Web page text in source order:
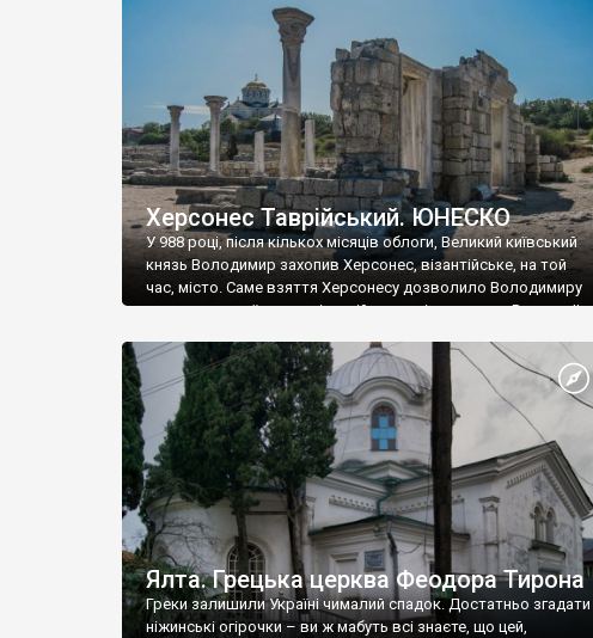
візантійської доби. Раритети викрадені з фондів об’єкту
культурної спадщини ЮНЕСКО «Херсонеса Таврійського».
Офіційно – на виставку «Золото Візантії», але експерти та
влада в Україні вважають це лише […]
Херсонес Таврійський. ЮНЕСКО
У 988 році, після кількох місяців облоги, Великий київський
князь Володимир захопив Херсонес, візантійське, на той
час, місто. Саме взяття Херсонесу дозволило Володимиру
диктувати свої умови візантійському імператору Василю ІІ,
Херсонесі Володимир-язичник, став Василем-
християнином. А потім було Хрещення Русі. На честь
Херсонесу Таврійського названо місто […]
Ялта. Грецька церква Феодора Тирона
Греки залишили Україні чималий спадок. Достатньо згадати
ніжинські огірочки – ви ж мабуть всі знаєте, що цей,